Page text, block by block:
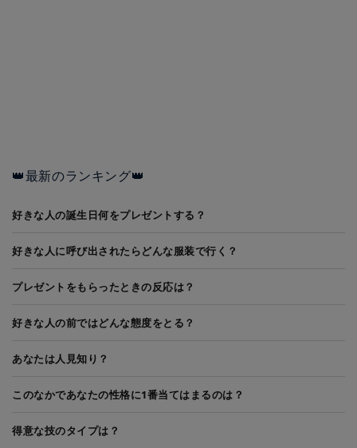
👑最新のランキング👑
好きな人の誕生日何をプレゼントする？
好きな人に呼び出されたらどんな服装で行く？
プレゼントをもらったときの反応は？
好きな人の前ではどんな態度をとる？
あなたは人見知り？
このなかであなたの性格に1番当てはまるのは？
得意な技のタイプは？